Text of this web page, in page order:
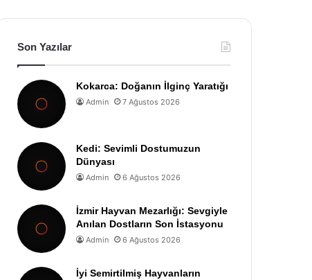
Son Yazılar
Kokarca: Doğanın İlginç Yaratığı
Admin 7 Ağustos 2026
Kedi: Sevimli Dostumuzun
Dünyası
Admin 6 Ağustos 2026
İzmir Hayvan Mezarlığı: Sevgiyle
Anılan Dostların Son İstasyonu
Admin 6 Ağustos 2026
İyi Semirtilmiş Hayvanların